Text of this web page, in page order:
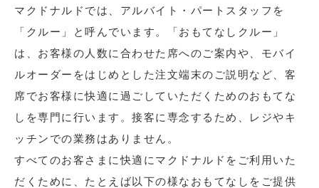
マクドナルドでは、アルバイト・パートスタッフを
「クルー」と呼んでいます。「おもてなしクルー」
は、お客様の人数に合わせた席へのご案内や、モバイ
ルオーダーをはじめとした注文端末のご説明など、客
席でお客様に快適に過ごしていただくためのおもてな
しを専門に行います。接客に専念するため、レジやキ
ッチンでの業務はありません。
すべてのお客さまに快適にマクドナルドをご利用いた
だくために、たとえば以下の様なおもてなしをご提供